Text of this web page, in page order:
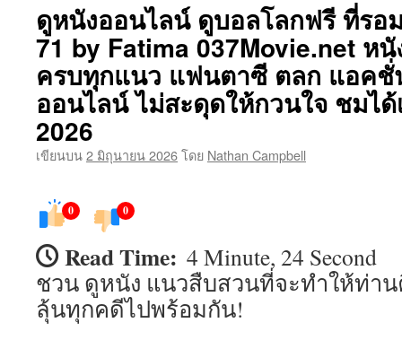
ดูหนังออนไลน์ ดูบอลโลกฟรี ที่รอ
71 by Fatima 037Movie.net ห
ครบทุกแนว แฟนตาซี ตลก แอค
ออนไลน์ ไม่สะดุดให้กวนใจ ชมไ
2026
เขียนบน2 มิถุนายน 2026โดย Nathan Campbell
0 0
Read Time: 4 Minute, 24 Second
ชวน ดูหนัง แนวสืบสวนที่จะทำให้ท่า
ลุ้นทุกคดีไปพร้อมกัน!